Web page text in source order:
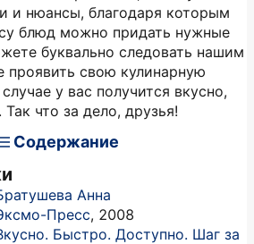
и нюансы, благодаря которым
блюд можно придать нужные
буквально следовать нашим
проявить свою кулинарную
у вас получится вкусно,
что за дело, друзья!
Содержание
Анна
Пресс, 2008
Быстро. Доступно. Шаг за